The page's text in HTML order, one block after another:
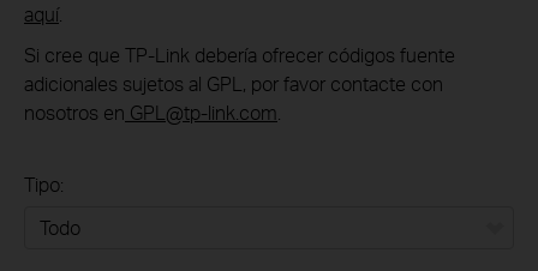
aquí.
Si cree que TP-Link debería ofrecer códigos fuente
adicionales sujetos al GPL, por favor contacte con
nosotros en GPL @tp-link.com
Tipo: